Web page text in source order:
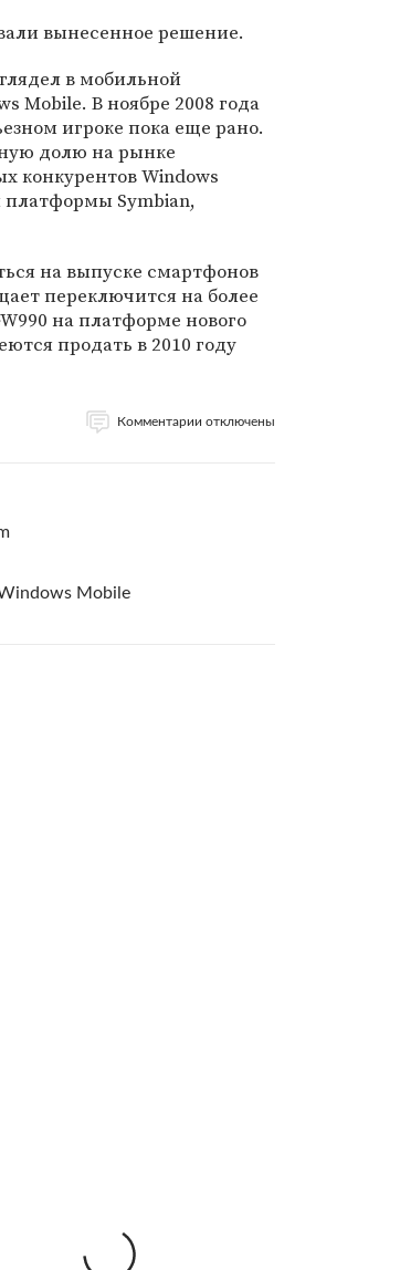
вынесенное решение.
в мобильной
Mobile. В ноябре 2008 года
игроке пока еще рано.
долю на рынке
конкурентов Windows
платформы Symbian,
на выпуске смартфонов
переключится на более
на платформе нового
продать в 2010 году
Комментарии отключены
Mobile